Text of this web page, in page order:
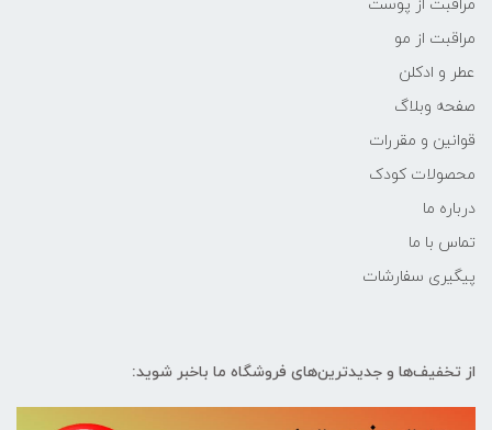
مراقبت از پوست
مراقبت از مو
عطر و ادکلن
صفحه وبلاگ
قوانین و مقررات
محصولات کودک
درباره ما
تماس با ما
پیگیری سفارشات
از تخفیف‌ها و جدیدترین‌های فروشگاه ما باخبر شوید: